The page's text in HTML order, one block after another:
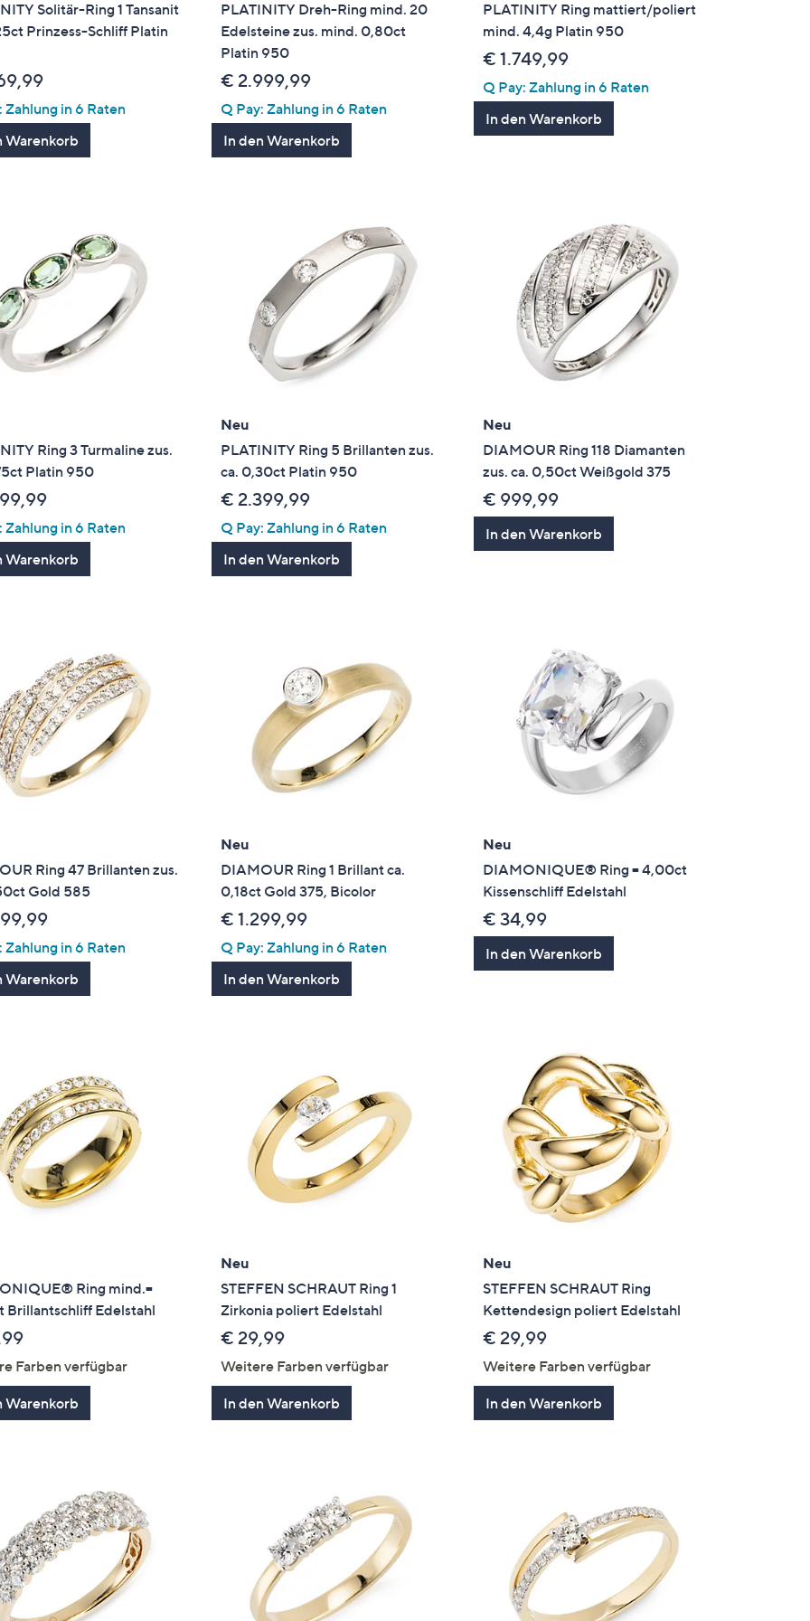
Solitär-Ring 1 Tansanit
Prinzess-Schliff Platin
Zahlung in 6 Raten
Warenkorb
PLATINITY Dreh-Ring mind. 20
Edelsteine zus. mind. 0,80ct
Platin 950
€ 2.999,99
Q Pay: Zahlung in 6 Raten
In den Warenkorb
PLATINITY Ring mattiert/poliert
mind. 4,4g Platin 950
€ 1.749,99
Q Pay: Zahlung in 6 Raten
In den Warenkorb
Ring 3 Turmaline zus.
Platin 950
Zahlung in 6 Raten
Warenkorb
Neu
PLATINITY Ring 5 Brillanten zus.
ca. 0,30ct Platin 950
€ 2.399,99
Q Pay: Zahlung in 6 Raten
In den Warenkorb
Neu
DIAMOUR Ring 118 Diamanten
zus. ca. 0,50ct Weißgold 375
€ 999,99
In den Warenkorb
Ring 47 Brillanten zus.
Gold 585
Zahlung in 6 Raten
Warenkorb
Neu
DIAMOUR Ring 1 Brillant ca.
0,18ct Gold 375, Bicolor
€ 1.299,99
Q Pay: Zahlung in 6 Raten
In den Warenkorb
Neu
DIAMONIQUE® Ring = 4,00ct
Kissenschliff Edelstahl
€ 34,99
In den Warenkorb
Ring mind.=
Brillantschliff Edelstahl
Farben verfügbar
Warenkorb
Neu
STEFFEN SCHRAUT Ring 1
Zirkonia poliert Edelstahl
€ 29,99
Weitere Farben verfügbar
In den Warenkorb
Neu
STEFFEN SCHRAUT Ring
Kettendesign poliert Edelstahl
€ 29,99
Weitere Farben verfügbar
In den Warenkorb